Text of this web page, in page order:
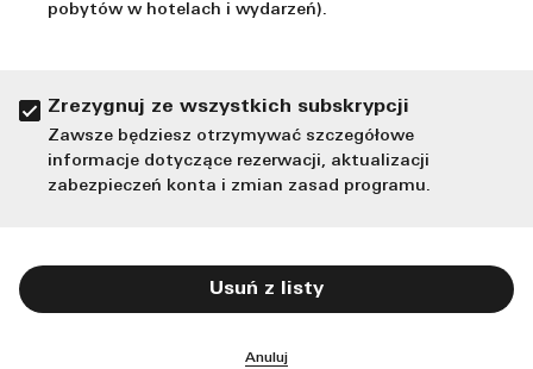
pobytów w hotelach i wydarzeń).
Zrezygnuj ze wszystkich subskrypcji
Zawsze będziesz otrzymywać szczegółowe
informacje dotyczące rezerwacji, aktualizacji
zabezpieczeń konta i zmian zasad programu.
Usuń z listy
Anuluj